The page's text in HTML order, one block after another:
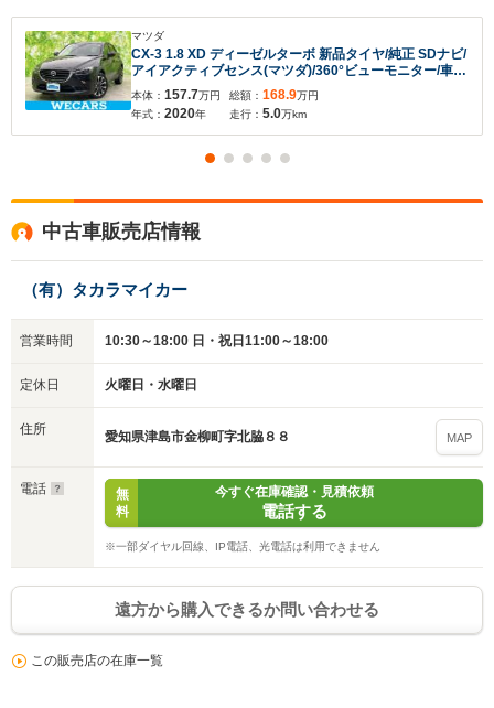
マツダ
CX-3 1.8 XD ディーゼルターボ 新品タイヤ/純正 SDナビ/
アイアクティブセンス(マツダ)/360°ビューモニター/車線
逸脱防止支援システム/ドライブレコーダー 前後/ヘッド
ランプ LED/USBジャック
本体： 157.7万円
年式： 2020年
総額： 168.9万円
走行： 5.0万km
中古車販売店情報
（有）タカラマイカー
営業時間 10:30～18:00 日・祝日11:00～18:00
定休日 火曜日・水曜日
住所 愛知県津島市金柳町字北脇８８ MAP
電話
無
料
今すぐ在庫確認・見積依頼
電話する
※一部ダイヤル回線、IP電話、光電話は利用できません
遠方から購入できるか問い合わせる
この販売店の在庫一覧
※保存された情報は
いいえ